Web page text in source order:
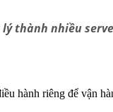
thành nhiều
hành riêng để vận